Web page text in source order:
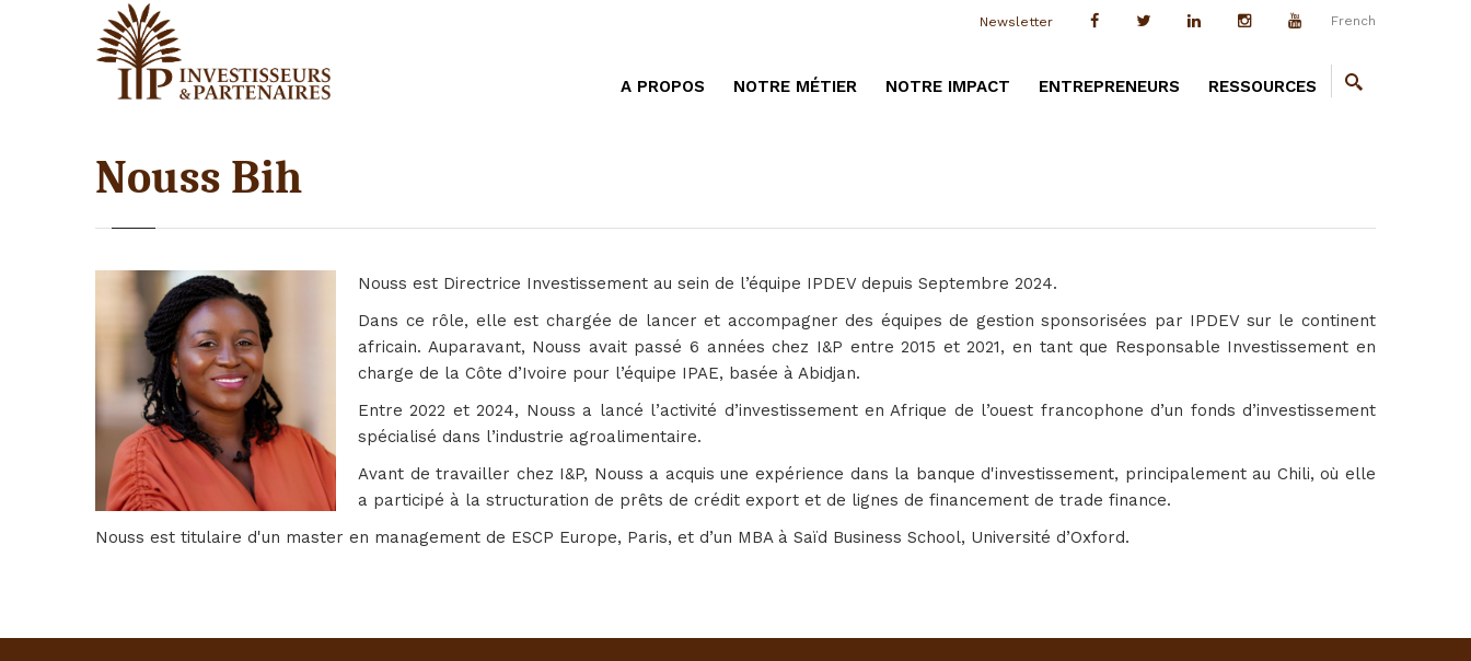
French
Newsletter
A PROPOS NOTRE MÉTIER NOTRE IMPACT ENTREPRENEURS RESSOURCES
Nouss Bih
Nouss est Directrice Investissement au sein de l’équipe IPDEV depuis Septembre 2024.
Dans ce rôle, elle est chargée de lancer et accompagner des équipes de gestion sponsorisées par IPDEV sur le continent
africain. Auparavant, Nouss avait passé 6 années chez I&P entre 2015 et 2021, en tant que Responsable Investissement en
charge de la Côte d’Ivoire pour l’équipe IPAE, basée à Abidjan.
Entre 2022 et 2024, Nouss a lancé l’activité d’investissement en Afrique de l’ouest francophone d’un fonds d’investissement
spécialisé dans l’industrie agroalimentaire.
Avant de travailler chez I&P, Nouss a acquis une expérience dans la banque d'investissement, principalement au Chili, où elle
a participé à la structuration de prêts de crédit export et de lignes de financement de trade finance.
Nouss est titulaire d'un master en management de ESCP Europe, Paris, et d’un MBA à Saïd Business School, Université d’Oxford.